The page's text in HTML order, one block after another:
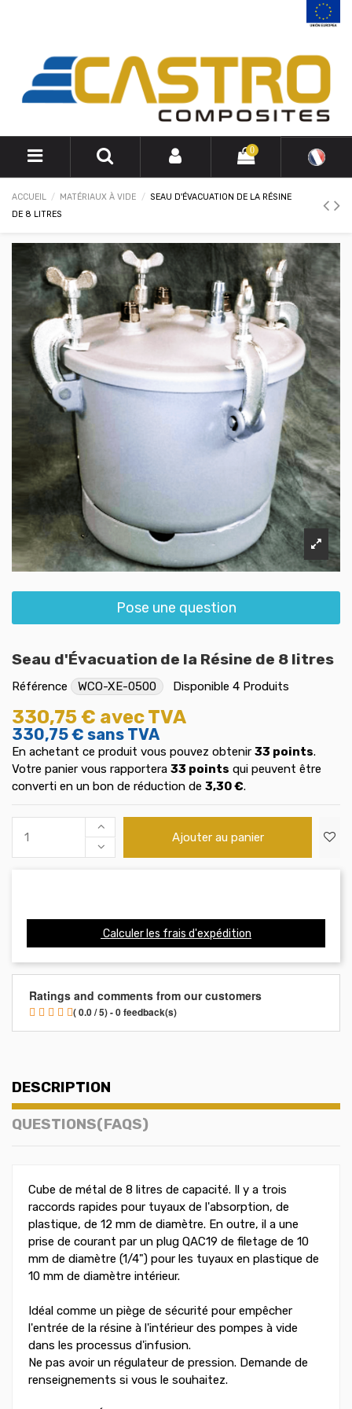
0
ACCUEIL MATÉRIAUX À VIDE
SEAU D'ÉVACUATION DE LA RÉSINE
DE 8 LITRES
Pose une question
Seau d'Évacuation de la Résine de 8 litres
Référence WCO-XE-0500 Disponible 4 Produits
330,75 € avec TVA
330,75 € sans TVA
En achetant ce produit vous pouvez obtenir 33 points.
Votre panier vous rapportera 33 points qui peuvent être
converti en un bon de réduction de 3,30 €.
Ajouter au panier
Calculer les frais d'expédition
Ratings and comments from our customers
( 0.0 / 5) - 0 feedback(s)
DESCRIPTION
QUESTIONS(FAQS)
Cube de métal de 8 litres de capacité. Il y a trois
raccords rapides pour tuyaux de l'absorption, de
plastique, de 12 mm de diamètre. En outre, il a une
prise de courant par un plug QAC19 de filetage de 10
mm de diamètre (1/4") pour les tuyaux en plastique de
10 mm de diamètre intérieur.
Idéal comme un piège de sécurité pour empêcher
l'entrée de la résine à l'intérieur des pompes à vide
dans les processus d'infusion.
Ne pas avoir un régulateur de pression. Demande de
renseignements si vous le souhaitez.